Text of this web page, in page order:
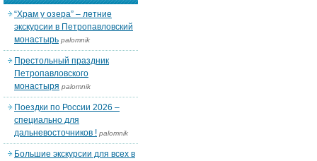
“Храм у озера” – летние
экскурсии в Петропавловский
монастырь palomnik
Престольный праздник
Петропавловского
монастыря palomnik
Поездки по России 2026 –
специально для
дальневосточников ! palomnik
Большие экскурсии для всех в